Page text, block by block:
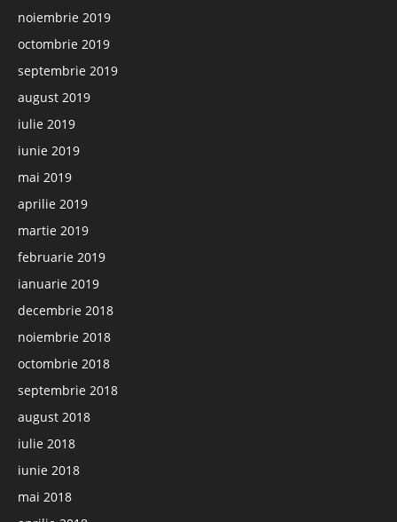
noiembrie 2019
octombrie 2019
septembrie 2019
august 2019
iulie 2019
iunie 2019
mai 2019
aprilie 2019
martie 2019
februarie 2019
ianuarie 2019
decembrie 2018
noiembrie 2018
octombrie 2018
septembrie 2018
august 2018
iulie 2018
iunie 2018
mai 2018